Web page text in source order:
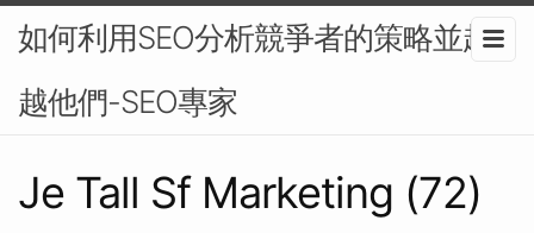
如何利用SEO分析競爭者的策略並超
越他們-SEO專家
Je Tall Sf Marketing (72)